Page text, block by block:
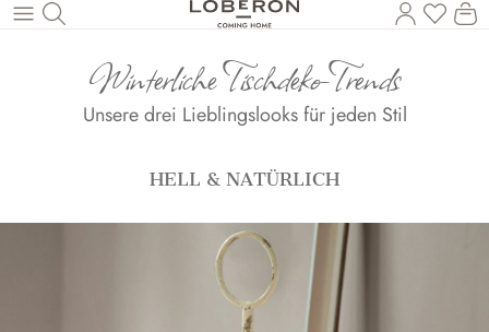
Zum Hauptinhalt springen
Du
Winterliche Tischdeko-Trends
Unsere drei Lieblingslooks für jeden Stil
HELL & NATÜRLICH